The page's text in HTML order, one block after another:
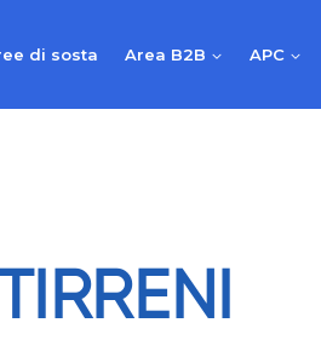
di sosta Area B2B APC